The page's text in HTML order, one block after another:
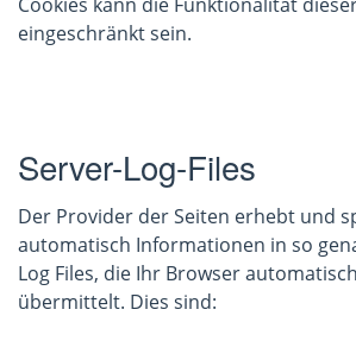
eingeschränkt sein.
Server-Log-Files
Der Provider der Seiten erhebt und
automatisch Informationen in so
Log Files, die Ihr Browser
übermittelt. Dies sind: